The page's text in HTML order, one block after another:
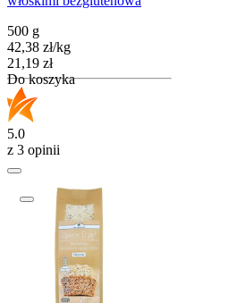
500 g
42,38 zł/kg
Cena
21,19 zł
Do koszyka
5.0
z 3 opinii